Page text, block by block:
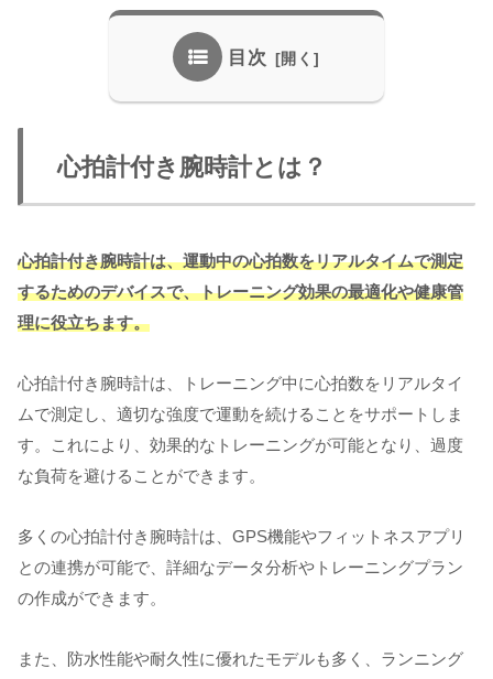
目次
心拍計付き腕時計とは？
心拍計付き腕時計は、運動中の心拍数をリアルタイムで測定
するためのデバイスで、トレーニング効果の最適化や健康管
理に役立ちます。
心拍計付き腕時計は、トレーニング中に心拍数をリアルタイ
ムで測定し、適切な強度で運動を続けることをサポートしま
す。これにより、効果的なトレーニングが可能となり、過度
な負荷を避けることができます。
多くの心拍計付き腕時計は、GPS機能やフィットネスアプリ
との連携が可能で、詳細なデータ分析やトレーニングプラン
の作成ができます。
また、防水性能や耐久性に優れたモデルも多く、ランニング